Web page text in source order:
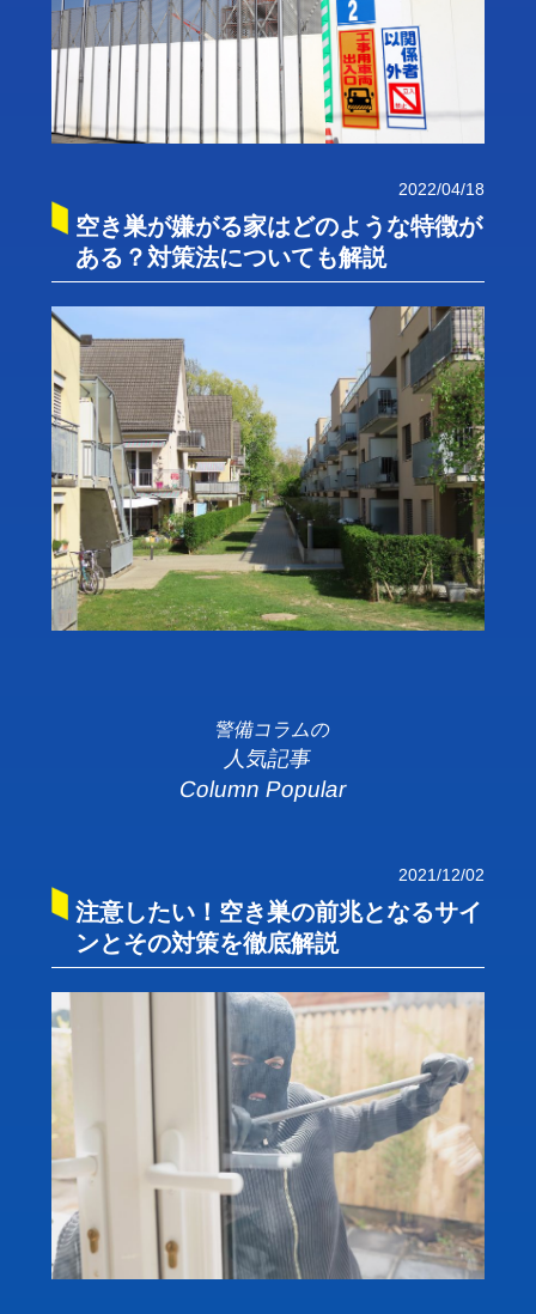
2022/04/18
空き巣が嫌がる家はどのような特徴が
ある？対策法についても解説
警備コラムの
人気記事
Column Popular
2021/12/02
注意したい！空き巣の前兆となるサイ
ンとその対策を徹底解説